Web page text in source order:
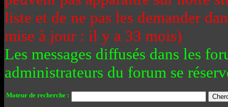
liste et de ne pas les demander
mise à jour : il y a 33 mois)
Les messages diffusés dans les
administrateurs du forum se
Moteur de recherche :